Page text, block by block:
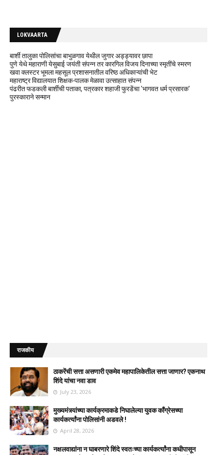
LOKVAARTA
बार्शी तालुका पोलिसांचा बाभुळगाव येथील जुगार अड्ड्यावर छापा
पुणे येथे महाराणी येसुबाई जयंती संपन्न तर कारगिल विजय दिनाच्या स्मृतींचे स्मरण
खवा क्लस्टर भूमला महसूल प्रशासनातील वरिष्ठ अधिकाऱ्यांची भेट
महाराष्ट्र विद्यालयात शिक्षक-पालक मेळावा उत्साहात संपन्न
पंढरीत फडकली बार्शीची पताका, पत्रकार शहाजी फुरडेंचा 'भागवत धर्म प्रसारक'
पुरस्काराने सन्मान
राजकीय
ठाकरेंची सत्ता असणारी एकमेव महापालिकेतील सत्ता जाणार? एकनाथ
शिंदे यांचा नवा डाव
July 23, 2026
मुख्यमंत्र्यांच्या कार्यक्रमाकडे निघालेल्या युवक काँग्रेसच्या
कार्यकर्त्यांना पोलिसांनी अडवले !
April 28, 2026
नक्षलवाद्यांना न घाबरणारे शिंदे स्वतःच्या कार्यकर्त्यांना कधीपासून